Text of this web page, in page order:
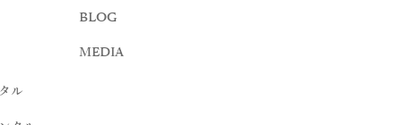
ル
BLOG
MEDIA